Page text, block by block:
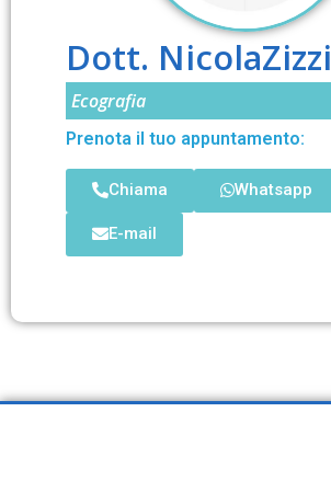
Dott. NicolaZizzi
Ecografia
Prenota il tuo appuntamento:
Chiama Whatsapp
E-mail